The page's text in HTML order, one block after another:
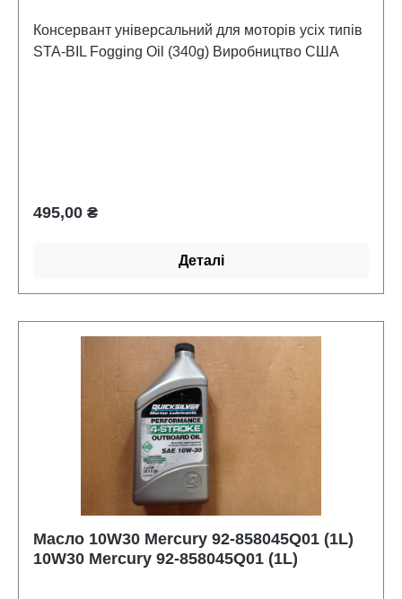
Консервант універсальний для моторів усіх типів
Звичайна ціна:
495,00 ₴
Деталі
Масло 10W30 Mercury 92-858045Q01 (1L)
10W30 Mercury 92-858045Q01 (1L)